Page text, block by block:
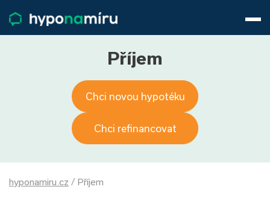
Životní pojištění
Pojištění nemovitosti
O nás
800 688 388
Přihlásit
Příjem
Chci novou hypotéku
Chci refinancovat
hyponamiru.cz / Příjem